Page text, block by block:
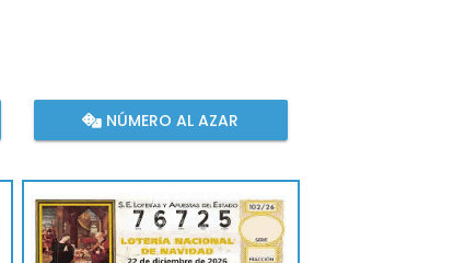
NÚMERO AL AZAR